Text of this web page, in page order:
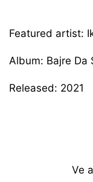
Featured artist:
Album: Bajre Da
Released: 2021
Ve